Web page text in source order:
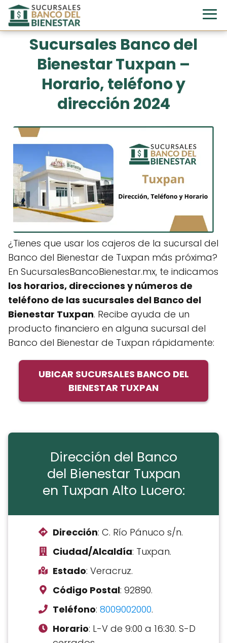
Sucursales Banco del
Bienestar Tuxpan –
Horario, teléfono y
dirección 2024
¿Tienes que usar los cajeros de la sucursal del
Banco del Bienestar de Tuxpan más próxima?
En SucursalesBancoBienestar.mx, te indicamos
los horarios, direcciones y números de
teléfono de las sucursales del Banco del
Bienestar Tuxpan. Recibe ayuda de un
producto financiero en alguna sucursal del
Banco del Bienestar de Tuxpan rápidamente:
UBICAR SUCURSALES BANCO DEL
BIENESTAR TUXPAN
Dirección del Banco
del Bienestar Tuxpan
en Tuxpan Alto Lucero:
Dirección: C. Río Pánuco s/n.
Ciudad/Alcaldía: Tuxpan.
Estado: Veracruz.
Código Postal: 92890.
Teléfono: 8009002000.
Horario: L-V de 9:00 a 16:30. S-D